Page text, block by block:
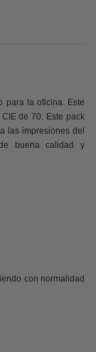
para la oficina. Este
de 70. Este pack
las impresiones del
buena calidad y
con normalidad